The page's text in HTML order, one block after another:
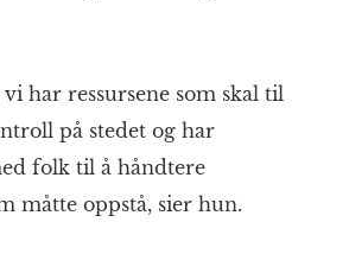
har ressursene som skal til
på stedet og har
folk til å håndtere
måtte oppstå, sier hun.